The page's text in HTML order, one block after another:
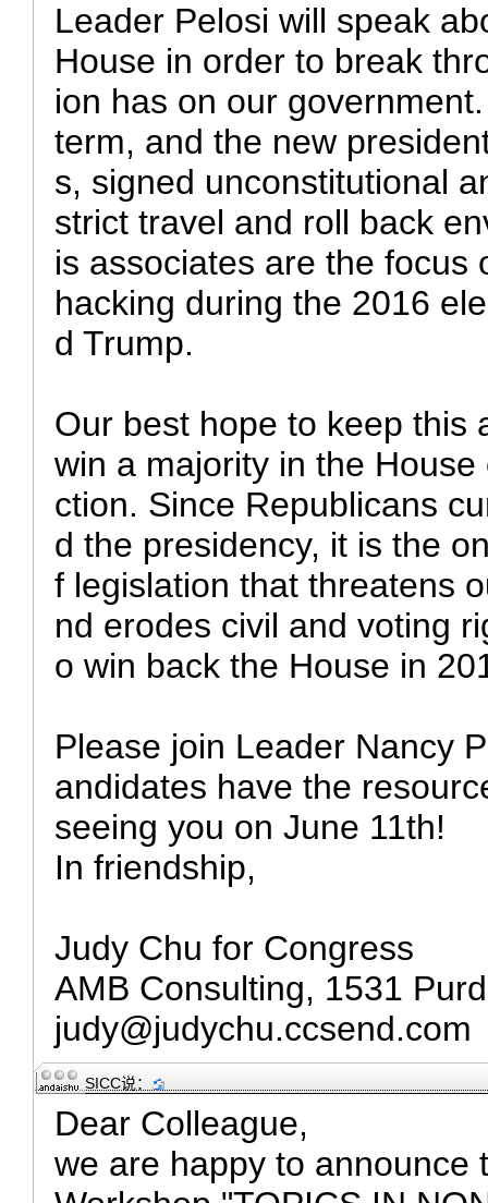
Leader Pelosi will speak
House in order to break
ion has on our
term, and the new
s, signed unconstitutional
strict travel and roll back
is associates are the focus
hacking during the 2016
d Trump.
Our best hope to keep this
win a majority in the
ction. Since Republicans
d the presidency, it is the
f legislation that threatens
nd erodes civil and voting
o win back the House in
Please join Leader Nancy
andidates have the
seeing you on June 11th!
In friendship,
Judy Chu for Congress
AMB Consulting, 1531
judy@judychu.ccsend.com
SICC说：
Dear Colleague,
we are happy to announce